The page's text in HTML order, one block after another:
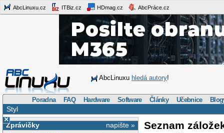
AbcLinuxu.cz ITBiz.cz HDmag.cz AbcPráce.cz
AbcLinuxu hledá autory!
Poradna FAQ Hardware Software Články Učebnice
Styl
×
napište »
Zprávičky
Seznam